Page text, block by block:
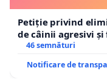
Petiție privind
de câinii agresivi
46 semnături
Notificare de